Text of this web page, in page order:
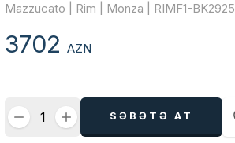
Mazzucato | Rim | Monza | RIMF1-BK2925
3702AZN
SƏBƏTƏ AT